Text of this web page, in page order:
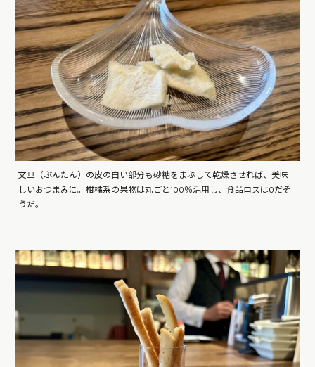
文旦（ぶんたん）の皮の白い部分も砂糖をまぶして乾燥させれば、美味
しいおつまみに。柑橘系の果物は丸ごと100％活用し、食品ロスは0だそ
うだ。